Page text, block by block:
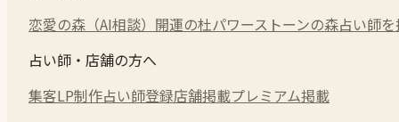
恋愛の森（AI相談） 開運の杜パワーストーンの森占い師
占い師・店舗の方へ
集客LP制作占い師登録店舗掲載プレミアム掲載